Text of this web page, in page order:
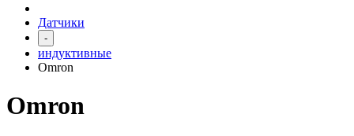
Датчики
-
индуктивные
Omron
Omron